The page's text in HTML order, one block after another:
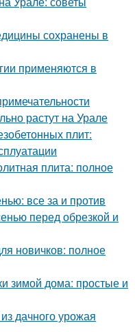
сохранены в
применяются в
растут на Урале
плит:
плита: полное
все за и против
перед обрезкой и
новичков: полное
зимой дома: простые и
дачного урожая